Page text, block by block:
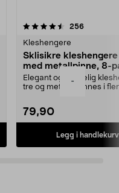
-
256
Kleshengere
Sklisikre
med metallpinne, 8-
Elegant og skikkelig
tre og metall – finnes i
79,90
Legg i handlekurv
4.5av 5 stjerner